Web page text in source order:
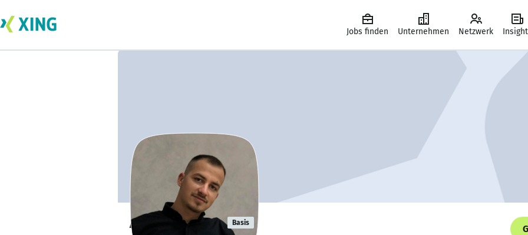
Jobs finden Unternehmen Netzwerk
Arlind Sahiti Basis